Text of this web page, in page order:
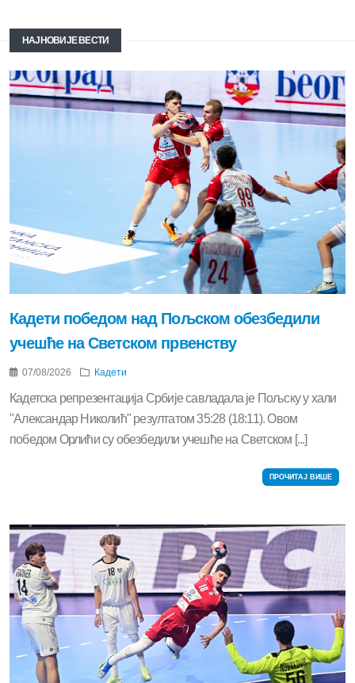
НАЈНОВИЈЕ ВЕСТИ
Кадети победом над Пољском обезбедили
учешће на Светском првенству
07/08/2026 Кадети
Кадетска репрезентација Србије савладала је Пољску у хали
"Александар Николић" резултатом 35:28 (18:11). Овом
победом Орлићи су обезбедили учешће на Светском [...]
ПРОЧИТАЈ ВИШЕ